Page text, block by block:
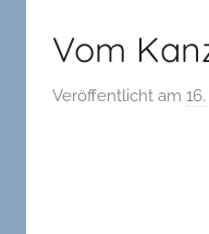
Vom
Veröffentlicht am